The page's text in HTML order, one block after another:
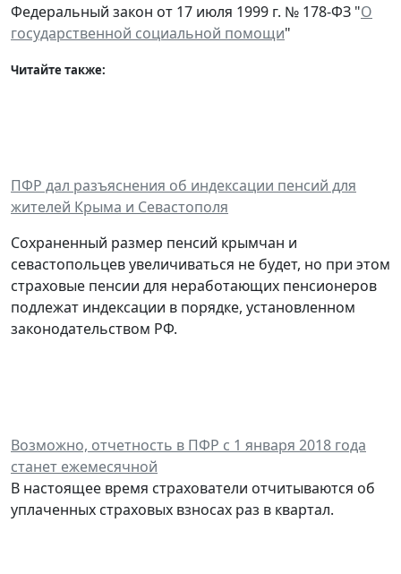
Федеральный закон от 17 июля 1999 г. № 178-ФЗ "О
государственной социальной помощи"
Читайте также:
ПФР дал разъяснения об индексации пенсий для
жителей Крыма и Севастополя
Сохраненный размер пенсий крымчан и
севастопольцев увеличиваться не будет, но при этом
страховые пенсии для неработающих пенсионеров
подлежат индексации в порядке, установленном
законодательством РФ.
Возможно, отчетность в ПФР с 1 января 2018 года
станет ежемесячной
В настоящее время страхователи отчитываются об
уплаченных страховых взносах раз в квартал.